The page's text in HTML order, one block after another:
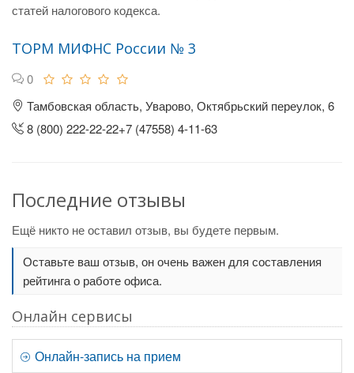
статей налогового кодекса.
ТОРМ МИФНС России № 3
0
Тамбовская область, Уварово, Октябрьский переулок, 6
8 (800) 222-22-22+7 (47558) 4-11-63
Последние отзывы
Ещё никто не оставил отзыв, вы будете первым.
Оставьте ваш отзыв, он очень важен для составления
рейтинга о работе офиса.
Онлайн сервисы
Онлайн-запись на прием